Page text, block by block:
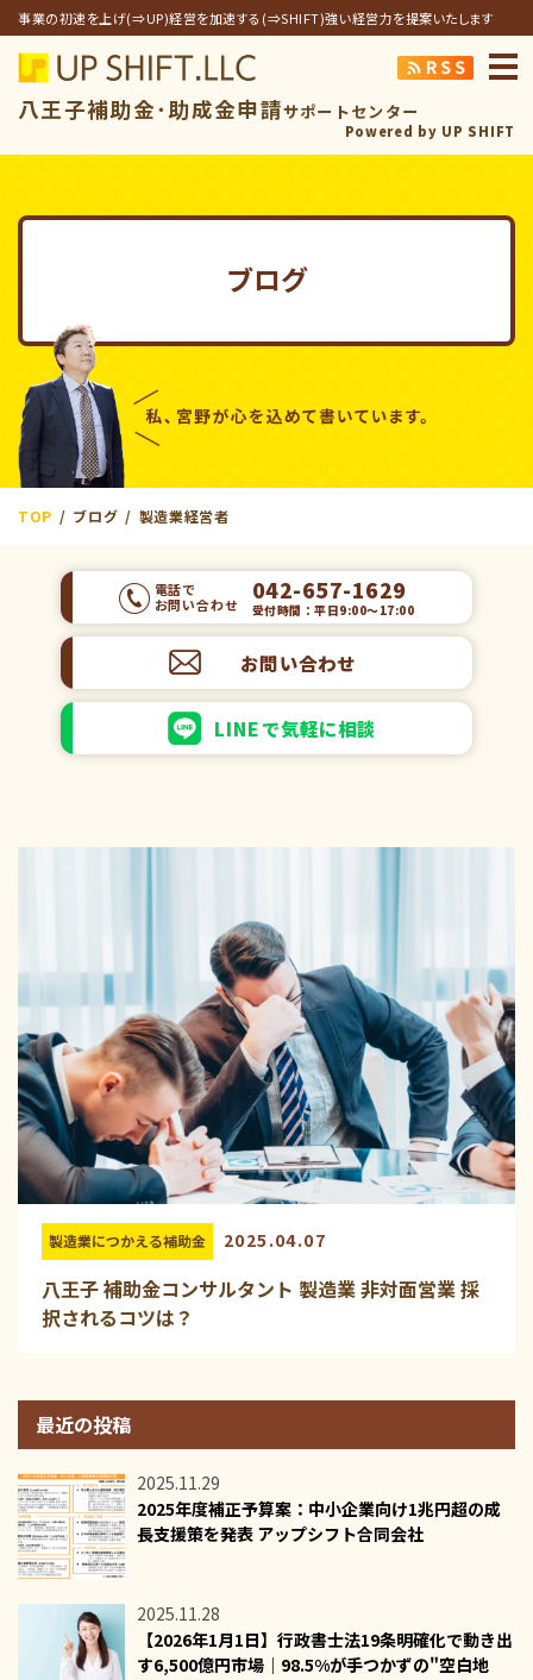
事業の初速を上げ(⇒UP)経営を加速する(⇒SHIFT)強い経営力を提案いたします
アップシフト合
八王子補助金･助成金申請サポートセンター
Powered by UP SHIFT
ブログ
TOP ブログ 製造業経営者
電話で
お問い合わせ
042-657-1629
受付時間：平日9:00～17:00
お問い合わせ
LINEで気軽に相談
製造業につかえる補助金 2025.04.07
八王子 補助金コンサルタント 製造業 非対面営業 採
択されるコツは？
最近の投稿
2025.11.29
2025年度補正予算案：中小企業向け1兆円超の成
長支援策を発表 アップシフト合同会社
2025.11.28
【2026年1月1日】行政書士法19条明確化で動き出
す6,500億円市場｜98.5%が手つかずの"空白地